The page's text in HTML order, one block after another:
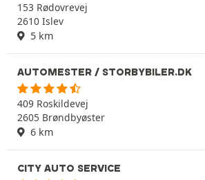
153 Rødovrevej
2610 Islev
5 km
AUTOMESTER / STORBYBILER.DK
409 Roskildevej
2605 Brøndbyøster
6 km
CITY AUTO SERVICE